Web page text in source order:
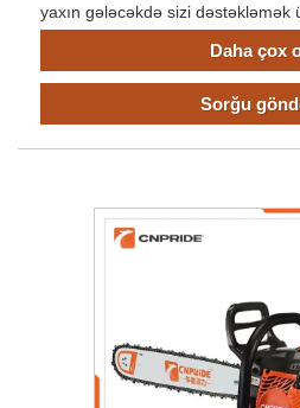
yaxın gələcəkdə sizi dəstəkləmək
Daha çox
Sorğu